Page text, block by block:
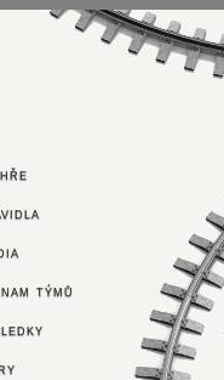
týmů